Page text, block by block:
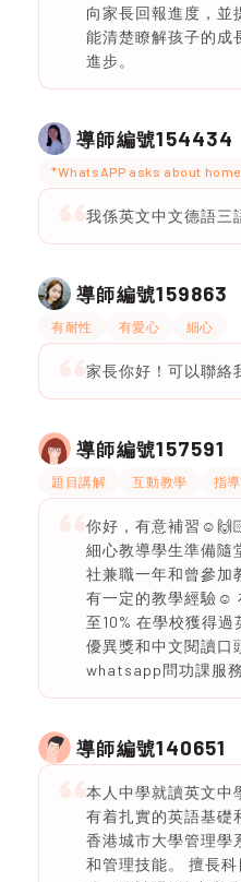
向家長回報進度，並
能清楚瞭解孩子的成
進步。
導師編號154434
*WhatsAPP asks about
我係英文中文德語三
導師編號159863
有耐性 有愛心 細心
家長你好！可以聯絡
導師編號157591
題目講解 互動教學 指
你好，有意補習
細心教導學生準備隨
社兼職一年和曾參加
有一定的教學經驗☺️
至10% 在學校獲得
優異獎和中文閱讀口
whatsapp問功課服務
導師編號140651
本人中學就讀英文中
有着扎實的英語基礎
香港城市大學管理學
和管理技能。 擅長